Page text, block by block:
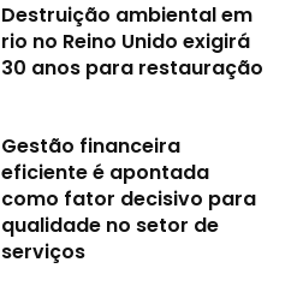
Destruição ambiental em
rio no Reino Unido exigirá
30 anos para restauração
Gestão financeira
eficiente é apontada
como fator decisivo para
qualidade no setor de
serviços